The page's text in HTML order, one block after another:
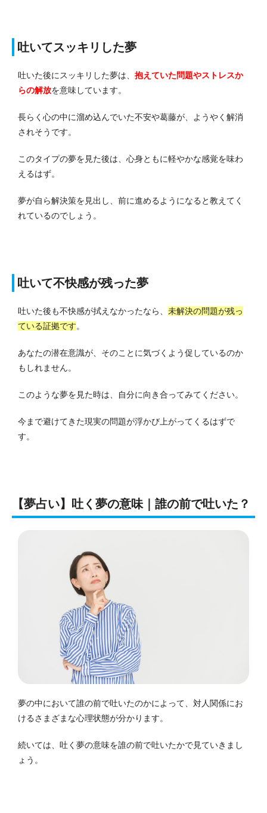
吐いてスッキリした夢
吐いた後にスッキリした夢は、 抱えていた問題やストレスか
らの解放を意味しています。
長らく心の中に溜め込んでいた不安や葛藤が、ようやく解消
されそうです。
このタイプの夢を見た後は、心身ともに軽やかな感覚を味わ
えるはず。
夢が自ら解決策を見出し、前に進めるようになると教えてく
れているのでしょう。
吐いて不快感が残った夢
吐いた後も不快感が拭えなかったなら、 未解決の問題が残っ
ている証拠です。
あなたの潜在意識が、そのことに気づくよう促しているのか
もしれません。
このような夢を見た時は、自分に向き合ってみてください。
今まで避けてきた現実の問題が浮かび上がってくるはずで
す。
【夢占い】吐く夢の意味｜誰の前で吐いた？
夢の中において誰の前で吐いたのかによって、対人関係にお
けるさまざまな心理状態が分かります。
続いては、吐く夢の意味を誰の前で吐いたかで見ていきまし
ょう。